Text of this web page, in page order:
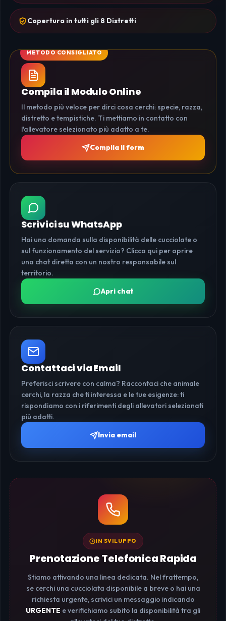
Copertura in tutti gli 8 Distretti
Compila il Modulo Online
Il metodo più veloce per dirci cosa cerchi: specie, razza,
distretto e tempistiche. Ti mettiamo in contatto con
l'allevatore selezionato più adatto a te.
Compila il form
Scrivici su WhatsApp
Hai una domanda sulla disponibilità delle cucciolate o
sul funzionamento del servizio? Clicca qui per aprire
una chat diretta con un nostro responsabile sul
territorio.
Apri chat
Contattaci via Email
Preferisci scrivere con calma? Raccontaci che animale
cerchi, la razza che ti interessa e le tue esigenze: ti
rispondiamo con i riferimenti degli allevatori selezionati
più adatti.
Invia email
IN SVILUPPO
Prenotazione Telefonica Rapida
Stiamo attivando una linea dedicata. Nel frattempo,
se cerchi una cucciolata disponibile a breve o hai una
richiesta urgente, scrivici un messaggio indicando
URGENTE e verifichiamo subito la disponibilità tra gli